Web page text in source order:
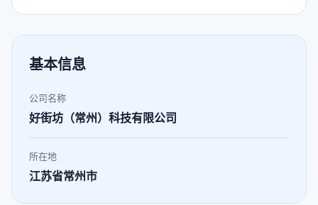
基本信息
公司名称
好街坊（常州）科技有限公司
所在地
江苏省常州市